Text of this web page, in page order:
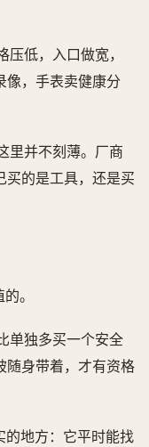
低，入口做宽，
像，手表卖健康分
里并不刻薄。厂商
买的是工具，还是买
。
单独多买一个安全
随身带着，才有资格
的地方：它平时能找